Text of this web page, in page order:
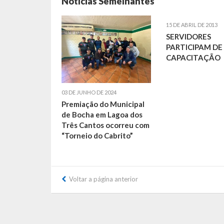
03 DE JUNHO DE 2024
Premiação do Municipal
de Bocha em Lagoa dos
Três Cantos ocorreu com
“Torneio do Cabrito”
15 DE ABRIL DE 2013
SERVIDORES
PARTICIPAM DE
CAPACITAÇÃO
Voltar a página anterior